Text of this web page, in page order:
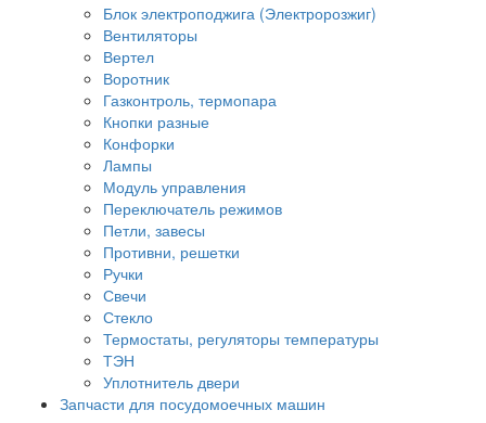
Блок электроподжига (Электророзжиг)
Вентиляторы
Вертел
Воротник
Газконтроль, термопара
Кнопки разные
Конфорки
Лампы
Модуль управления
Переключатель режимов
Петли, завесы
Противни, решетки
Ручки
Свечи
Стекло
Термостаты, регуляторы температуры
ТЭН
Уплотнитель двери
Запчасти для посудомоечных машин